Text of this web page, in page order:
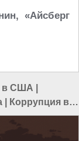
«Айсберг
в США
Коррупция в